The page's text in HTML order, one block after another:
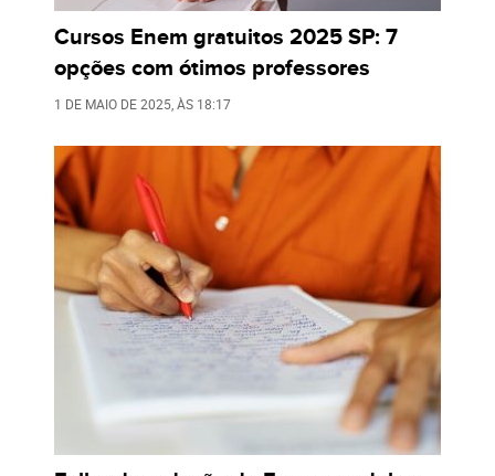
Cursos Enem gratuitos 2025 SP: 7
opções com ótimos professores
1 DE MAIO DE 2025 , ÀS 18:17